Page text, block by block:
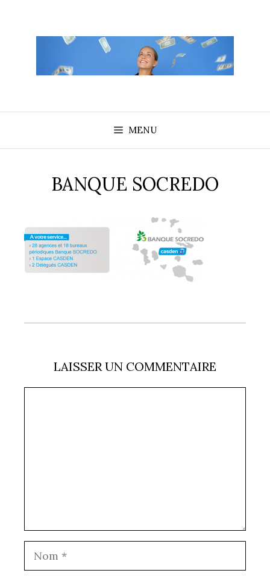
contenu
MENU
BANQUE SOCREDO
LAISSER UN COMMENTAIRE